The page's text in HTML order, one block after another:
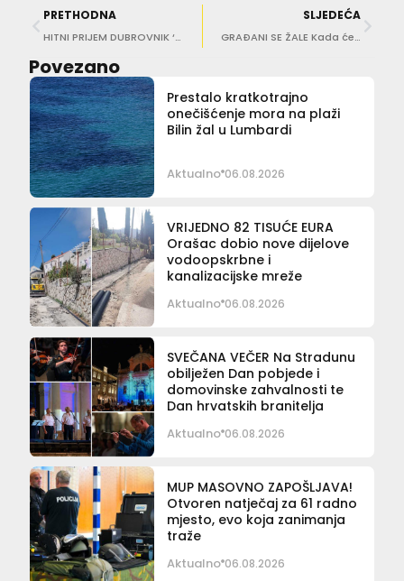
PRETHODNA
HITNI PRIJEM DUBROVNIK ‘Vrućine najviše pogađaju iscrpljene i kardiološke bolesnike’
SLJEDEĆA
GRAĐANI SE ŽALE Kada će se vratiti klupica na autobusnu stanicu na Vojnoviću?
Povezano
Prestalo kratkotrajno
onečišćenje mora na plaži
Bilin žal u Lumbardi
Aktualno 06.08.2026
VRIJEDNO 82 TISUĆE EURA
Orašac dobio nove dijelove
vodoopskrbne i
kanalizacijske mreže
Aktualno 06.08.2026
SVEČANA VEČER Na Stradunu
obilježen Dan pobjede i
domovinske zahvalnosti te
Dan hrvatskih branitelja
Aktualno 06.08.2026
MUP MASOVNO ZAPOŠLJAVA!
Otvoren natječaj za 61 radno
mjesto, evo koja zanimanja
traže
Aktualno 06.08.2026